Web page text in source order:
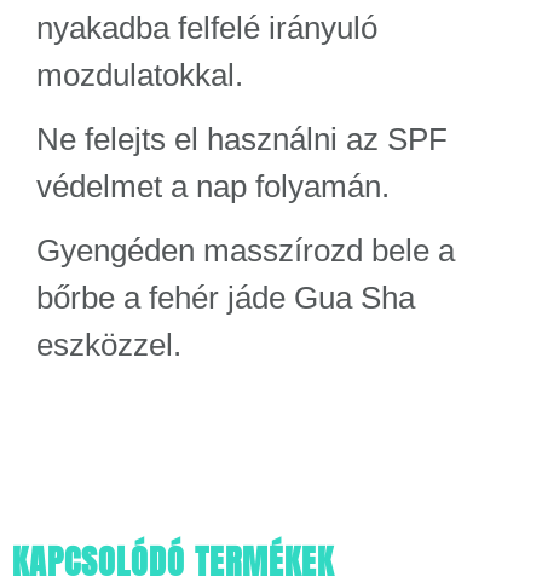
nyakadba felfelé irányuló
mozdulatokkal.
Ne felejts el használni az SPF
védelmet a nap folyamán.
Gyengéden masszírozd bele a
bőrbe a fehér jáde Gua Sha
eszközzel.
KAPCSOLÓDÓ TERMÉKEK